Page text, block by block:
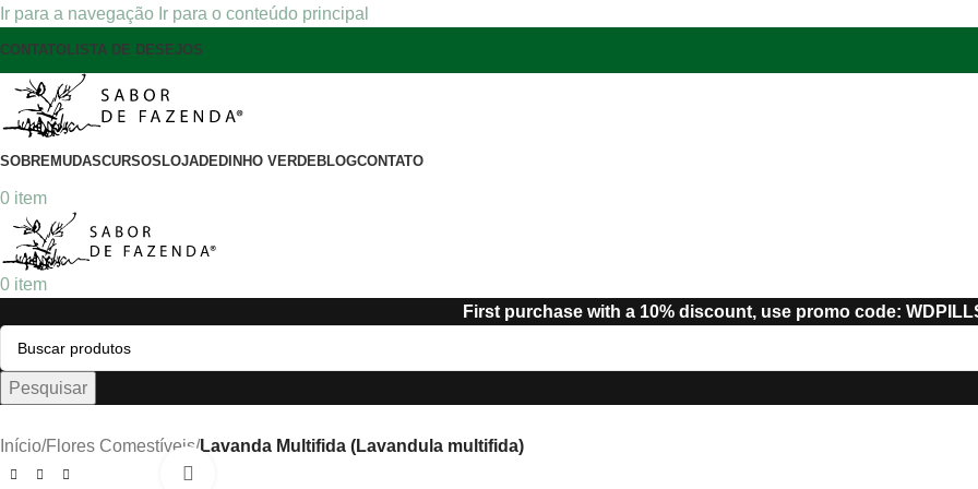
Ir para a navegação Ir para o conteúdo principal
CONTATO LISTA DE DESEJOS
SOBREMUDASCURSOS LOJADEDINHO VERDEBLOGCONTATO
0 item
0 item
First purchase with a 10% discount, use promo code:
Pesquisar
Início/Flores Comestíveis/Lavanda Multifida (Lavandula multifida)